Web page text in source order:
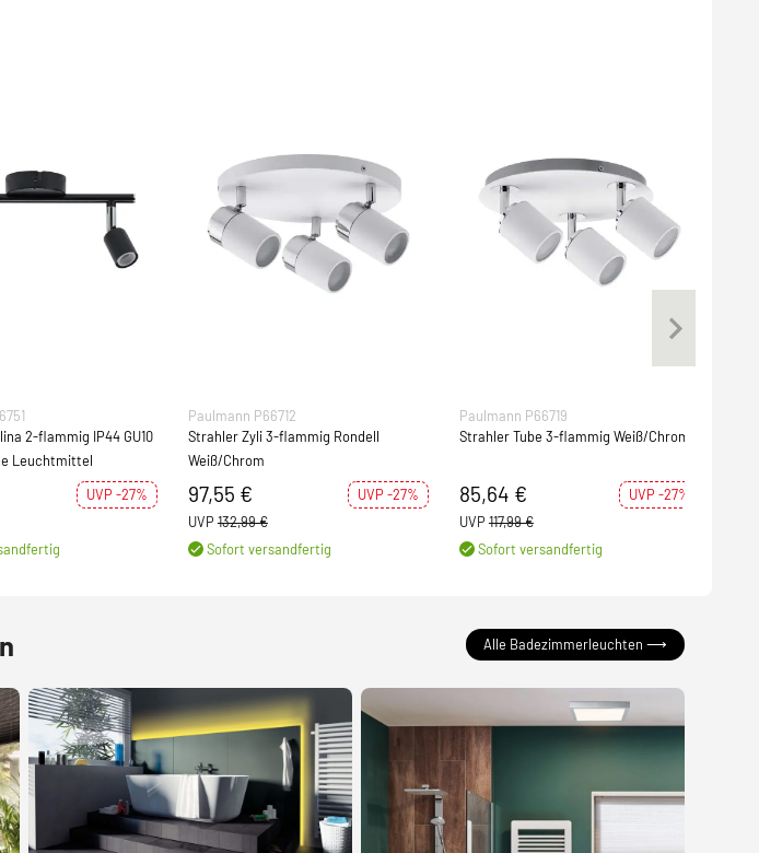
2-flammig IP44 GU10
Leuchtmittel
UVP -27%
Paulmann P66712
Strahler Zyli 3-flammig Rondell
Weiß/Chrom
97,55 €
UVP -27%
UVP 132,99 €
Sofort versandfertig
Paulmann P66719
Strahler Tube 3-flammig Weiß/Chrom
85,64 €
UVP -27%
UVP 117,99 €
Sofort versandfertig
Alle Badezimmerleuchten ⟶